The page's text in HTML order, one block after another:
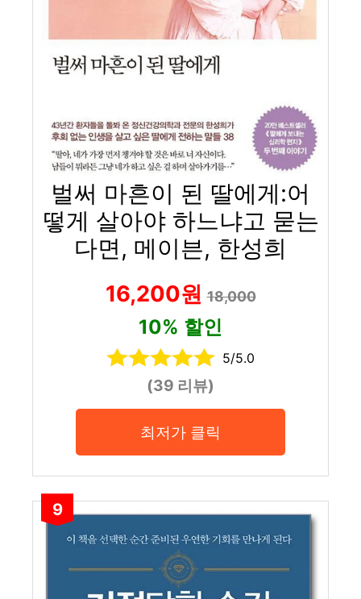
벌써 마흔이 된 딸에게:어
떻게 살아야 하느냐고 묻는
다면, 메이븐, 한성희
16,200원18,000
10% 할인
5/5.0
(39 리뷰)
최저가 클릭
9